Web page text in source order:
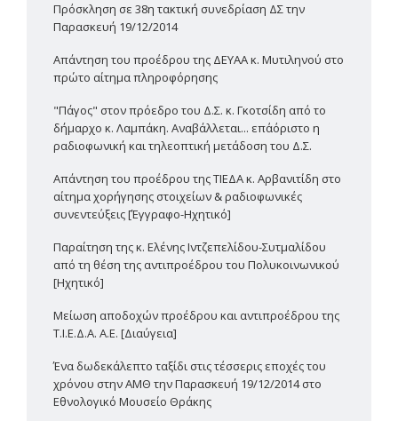
Πρόσκληση σε 38η τακτική συνεδρίαση ΔΣ την
Παρασκευή 19/12/2014
Απάντηση του προέδρου της ΔΕΥΑΑ κ. Μυτιληνού στο
πρώτο αίτημα πληροφόρησης
"Πάγος" στον πρόεδρο του Δ.Σ. κ. Γκοτσίδη από το
δήμαρχο κ. Λαμπάκη. Αναβάλλεται... επ΄αόριστο η
ραδιοφωνική και τηλεοπτική μετάδοση του Δ.Σ.
Απάντηση του προέδρου της ΤΙΕΔΑ κ. Αρβανιτίδη στο
αίτημα χορήγησης στοιχείων & ραδιοφωνικές
συνεντεύξεις [Έγγραφο-Ηχητικό]
Παραίτηση της κ. Ελένης Ιντζεπελίδου-Συτμαλίδου
από τη θέση της αντιπροέδρου του Πολυκοινωνικού
[Ηχητικό]
Μείωση αποδοχών προέδρου και αντιπροέδρου της
Τ.Ι.Ε.Δ.Α. Α.Ε. [Διαύγεια]
Ένα δωδεκάλεπτο ταξίδι στις τέσσερις εποχές του
χρόνου στην ΑΜΘ την Παρασκευή 19/12/2014 στο
Εθνολογικό Μουσείο Θράκης